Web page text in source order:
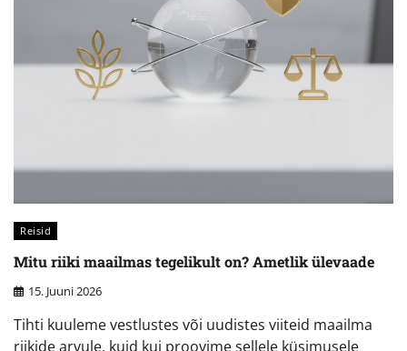
Reisid
Mitu riiki maailmas tegelikult on? Ametlik ülevaade
15. Juuni 2026
Tihti kuuleme vestlustes või uudistes viiteid maailma
riikide arvule, kuid kui proovime sellele küsimusele